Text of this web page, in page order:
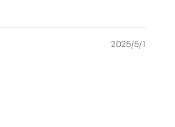
2025/5/1